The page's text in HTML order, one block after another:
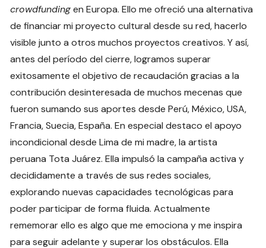
crowdfundingen Europa. Ello me ofreció una alternativa
de financiar mi proyecto cultural desde su red, hacerlo
visible junto a otros muchos proyectos creativos. Y así,
antes del período del cierre, logramos superar
exitosamente el objetivo de recaudación gracias a la
contribución desinteresada de muchos mecenas que
fueron sumando sus aportes desde Perú, México, USA,
Francia, Suecia, España. En especial destaco el apoyo
incondicional desde Lima de mi madre, la artista
peruana Tota Juárez. Ella impulsó la campaña activa y
decididamente a través de sus redes sociales,
explorando nuevas capacidades tecnológicas para
poder participar de forma fluida. Actualmente
rememorar ello es algo que me emociona y me inspira
para seguir adelante y superar los obstáculos. Ella